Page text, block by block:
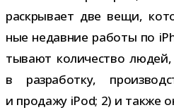
рас­кры­вает две вещи,
ные недав­ние работы по
ты­вают коли­че­ство
в раз­ра­ботку,
и про­дажу iPod; 2) и также